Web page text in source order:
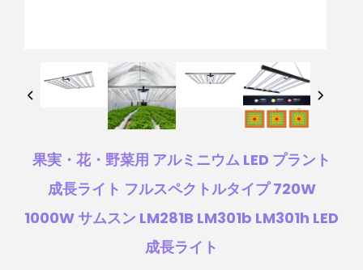
果実・花・野菜用 アルミニウム LED プラント
成長ライト フルスペクトルタイプ 720W
1000W サムスン LM281B LM301b LM301h LED
成長ライト